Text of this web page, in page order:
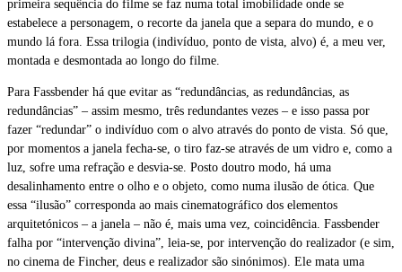
primeira sequência do filme se faz numa total imobilidade onde se
estabelece a personagem, o recorte da janela que a separa do mundo, e o
mundo lá fora. Essa trilogia (indivíduo, ponto de vista, alvo) é, a meu ver,
montada e desmontada ao longo do filme.
Para Fassbender há que evitar as “redundâncias, as redundâncias, as
redundâncias” – assim mesmo, três redundantes vezes – e isso passa por
fazer “redundar” o indivíduo com o alvo através do ponto de vista. Só que,
por momentos a janela fecha-se, o tiro faz-se através de um vidro e, como a
luz, sofre uma refração e desvia-se. Posto doutro modo, há uma
desalinhamento entre o olho e o objeto, como numa ilusão de ótica. Que
essa “ilusão” corresponda ao mais cinematográfico dos elementos
arquitetónicos – a janela – não é, mais uma vez, coincidência. Fassbender
falha por “intervenção divina”, leia-se, por intervenção do realizador (e sim,
no cinema de Fincher, deus e realizador são sinónimos). Ele mata uma